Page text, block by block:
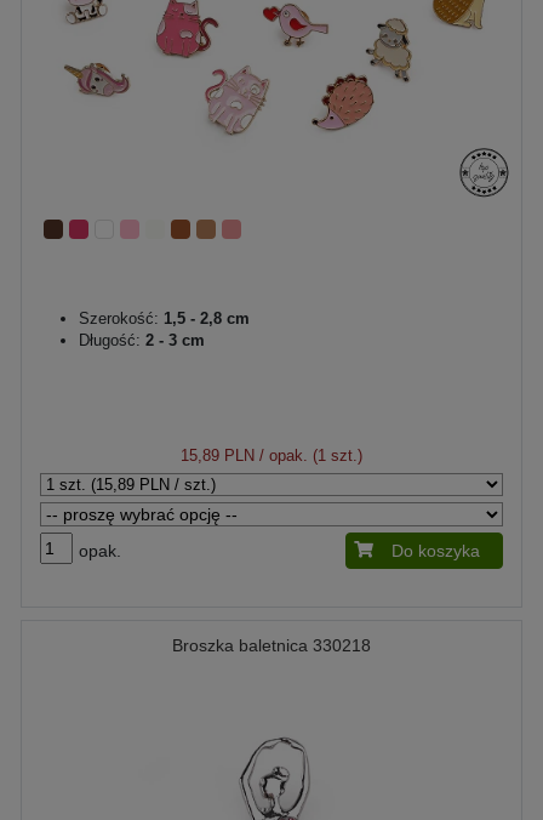
Szerokość: 1,5 - 2,8 cm
Długość: 2 - 3 cm
15,89 PLN / opak. (1 szt.)
opak. Do koszyka
Broszka baletnica 330218